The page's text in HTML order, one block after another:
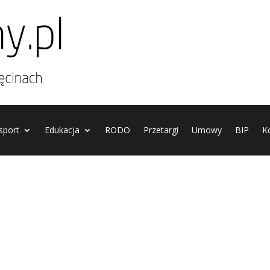
Edukacja RODO Przetargi Umowy BIP